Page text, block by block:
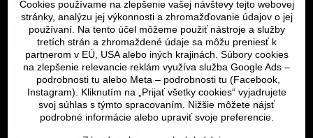
Servis Košice
Dôležité odkazy
SERVIS KURIÉROM
Servis a oprava | slovit.sk
Cookies používame na zlepšenie vašej návštevy tejto webovej
stránky, analýzu jej výkonnosti a zhromažďovanie údajov o jej
používaní. Na tento účel môžeme použiť nástroje a služby
tretích strán a zhromaždené údaje sa môžu preniesť k
partnerom v EÚ, USA alebo iných krajinách. Súbory cookies
na zlepšenie relevancie reklám využíva služba Google Ads –
podrobnosti tu alebo Meta – podrobnosti tu (Facebook,
Instagram). Kliknutím na „Prijať všetky cookies“ vyjadrujete
svoj súhlas s týmto spracovaním. Nižšie môžete nájsť
podrobné informácie alebo upraviť svoje preferencie.